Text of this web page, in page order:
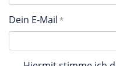
Dein E-Mail